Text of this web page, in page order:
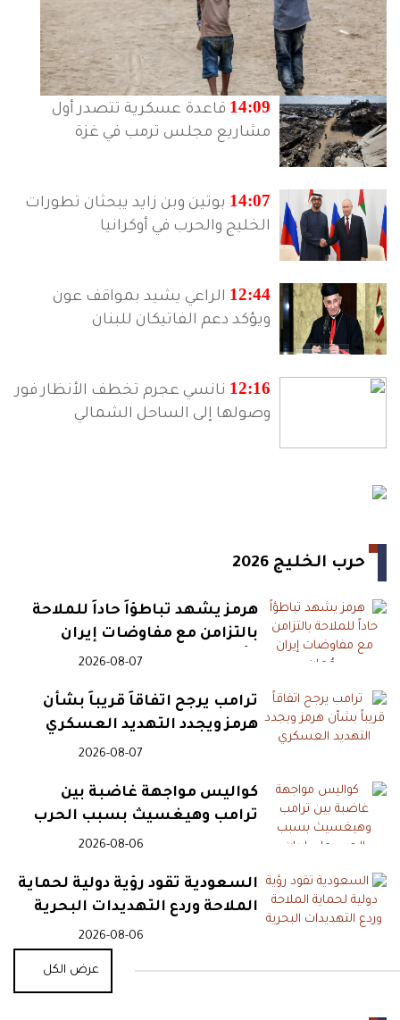
الفقر يتسع في اليمن مع تراجع المساعدات الدولية
الاحتلال يخلف دماراً واسعاً ويعتقل العشرات في قلنديا
14:09 قاعدة عسكرية تتصدر أول
مشاريع مجلس ترمب في غزة
14:07 بوتين وبن زايد يبحثان تطورات
الخليج والحرب في أوكرانيا
12:44 الراعي يشيد بمواقف عون
ويؤكد دعم الفاتيكان للبنان
12:16 نانسي عجرم تخطف الأنظار فور
وصولها إلى الساحل الشمالي
إنفانتينو قبل انتخابات 2027
هجوم حوثي بالصواريخ والمسيّرات
بالتزامن مع مفاوضات إيران وعُمان
المساعدات الدولية
لبنان:الغارات الإسرائيلية
تسبق استحقاق أيلول التفاوضي
حرب الخليج 2026
هرمز يشهد تباطؤاً حاداً للملاحة
بالتزامن مع مفاوضات إيران
2026-08-07
ترامب يرجح اتفاقاً قريباً بشأن
هرمز ويجدد التهديد العسكري
2026-08-07
كواليس مواجهة غاضبة بين
ترامب وهيغسيث بسبب الحرب
2026-08-06
السعودية تقود رؤية دولية لحماية
الملاحة وردع التهديدات البحرية
2026-08-06
عرض الكل